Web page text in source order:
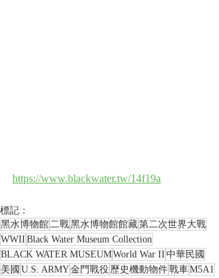
https://www.blackwater.tw/14f19a
標記：
黑水博物館 二戰黑水博物館館藏第二次世界大戰
WWII Black Water Museum Collection
BLACK WATER MUSEUMWorld War II 中華民國
美國 U.S. ARMY金門戰役 歷史機動物件戰車M5A1